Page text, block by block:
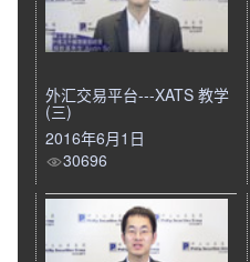
外汇交易平台---XATS 教学
(三)
2016年6月1日
30696